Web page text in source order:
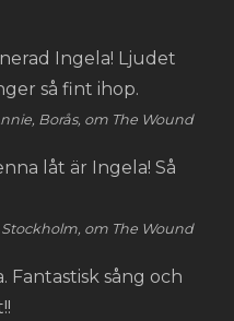
Ingela! Ljudet
så fint ihop.
Borås, om The Wound
låt är Ingela! Så
om The Wound
Fantastisk sång och